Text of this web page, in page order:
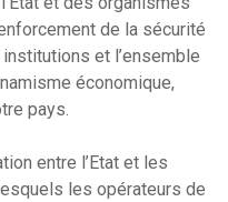
de la sécurité
et l’ensemble
économique,
pays.
entre l’Etat et les
les opérateurs de